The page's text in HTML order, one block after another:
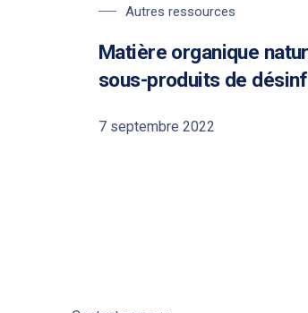
Autres ressources
Matière organique
sous-produits de
7 septembre 2022